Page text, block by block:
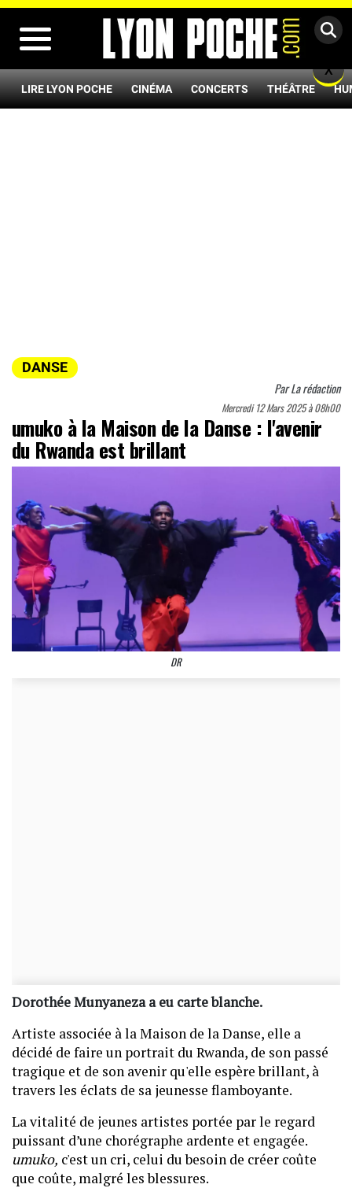
LIRE LYON POCHE CINÉMA CONCERTS THÉÂTRE
DANSE
ParLa rédaction
Mercredi 12 Mars 2025 à 08h00
umuko à la Maison de la Danse : l'avenir
du Rwanda est brillant
DR
Dorothée Munyaneza a eu carte blanche.
Artiste associée à la Maison de la Danse, elle a
décidé de faire un portrait du Rwanda, de son passé
tragique et de son avenir qu'elle espère brillant, à
travers les éclats de sa jeunesse flamboyante.
La vitalité de jeunes artistes portée par le regard
puissant d’une chorégraphe ardente et engagée.
umuko, c'est un cri, celui du besoin de créer coûte
que coûte, malgré les blessures.
X